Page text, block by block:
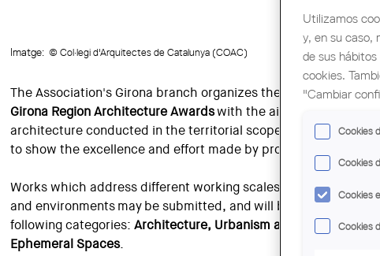
Imatge: © Col·legi d'Arquitectes de Catalunya (COAC)
The Association's Girona branch organizes the
18th edition of
Girona RegionArchitecture Awardswith the aim of hightlightling
architecture conducted in the territorial scope of the branch,
to show the excellence and effort made by professionals.
Works which address different working scales, types of
and environments may be submitted, and will be assigned one
following categories:Architecture, Urbanism and Landscape
Ephemeral Spaces.
Utilizamos
y, en su caso,
de sus
cookies.
"Cambiar
Cookies
Cookies
Cookies
Cookies